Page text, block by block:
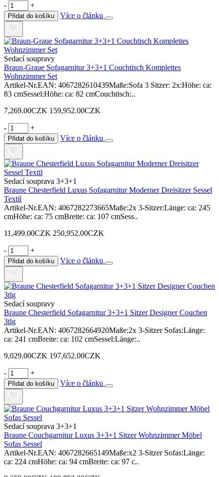
- +
Přidat do košíku Více o článku
Sedací soupravy
Braun-Graue Sofagarnitur 3+3+1 Couchtisch Komplettes
Wohnzimmer Set
Artikel-Nr.EAN: 4067282610439Maße:Sofa 3 Sitzer: 2x:Höhe: ca:
83 cmSessel:Höhe: ca: 82 cmCouchtisch:..
7,269.00CZK 159,952.00CZK
- +
Přidat do košíku Více o článku
Sedací souprava 3+3+1
Braune Chesterfield Luxus Sofagarnitur Moderner Dreisitzer Sessel
Textil
Artikel-Nr.EAN: 4067282273665Maße:2x 3-Sitzer:Länge: ca: 245
cmHöhe: ca: 75 cmBreite: ca: 107 cmSess..
11,499.00CZK 250,952.00CZK
- +
Přidat do košíku Více o článku
Sedací soupravy
Braune Chesterfield Sofagarnitur 3+3+1 Sitzer Designer Couchen
3tlg
Artikel-Nr.EAN: 4067282664920Maße:2x 3-Sitzer Sofas:Länge:
ca: 241 cmBreite: ca: 102 cmSessel:Länge:..
9,029.00CZK 197,652.00CZK
- +
Přidat do košíku Více o článku
Sedací souprava 3+3+1
Braune Couchgarnitur Luxus 3+3+1 Sitzer Wohnzimmer Möbel
Sofas Sessel
Artikel-Nr.EAN: 4067282665149Maße:x2 3-Sitzer Sofas:Länge:
ca: 224 cmHöhe: ca: 94 cmBreite: ca: 97 c..